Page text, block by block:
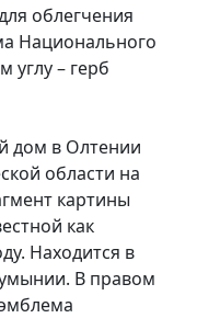
облегчения
Национального
углу – герб
дом в Олтении
области на
картины
как
Находится в
В правом